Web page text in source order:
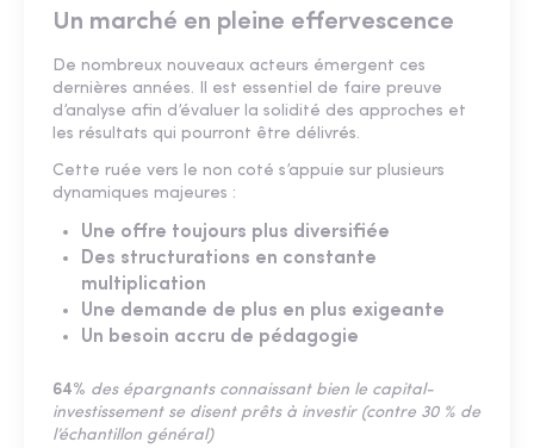
Un marché en pleine effervescence
De nombreux nouveaux acteurs émergent ces
dernières années. Il est essentiel de faire preuve
d’analyse afin d’évaluer la solidité des approches et
les résultats qui pourront être délivrés.
Cette ruée vers le non coté s’appuie sur plusieurs
dynamiques majeures :
Une offre toujours plus diversifiée
Des structurations en constante
multiplication
Une demande de plus en plus exigeante
Un besoin accru de pédagogie
64% des épargnants connaissant bien le capital-
investissement se disent prêts à investir (contre 30 % de
l’échantillon général)